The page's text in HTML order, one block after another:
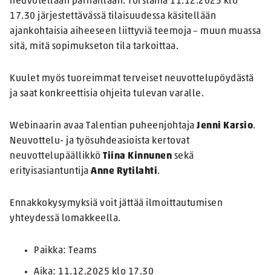
17.30 järjestettävässä tilaisuudessa käsitellään
ajankohtaisia aiheeseen liittyviä teemoja – muun muassa
sitä, mitä sopimukseton tila tarkoittaa.
Kuulet myös tuoreimmat terveiset neuvottelupöydästä
ja saat konkreettisia ohjeita tulevan varalle.
Webinaarin avaa Talentian puheenjohtaja Jenni Karsio.
Neuvottelu- ja työsuhdeasioista kertovat
neuvottelupäällikkö Tiina Kinnunen sekä
erityisasiantuntija Anne Rytilahti.
Ennakkokysymyksiä voit jättää ilmoittautumisen
yhteydessä lomakkeella.
Paikka: Teams
Aika: 11.12.2025 klo 17.30